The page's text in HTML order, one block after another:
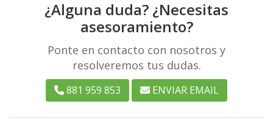
¿Alguna duda? ¿Necesitas
asesoramiento?
Ponte en contacto con nosotros y
resolveremos tus dudas.
881 959 853 ENVIAR EMAIL